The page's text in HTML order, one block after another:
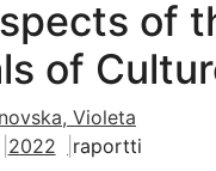
of
of
Violeta
2022 raportti